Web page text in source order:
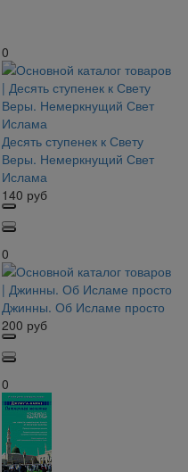
0
Десять ступенек к Свету
Веры. Немеркнущий Свет
Ислама
140 руб
0
Джинны. Об Исламе просто
200 руб
0